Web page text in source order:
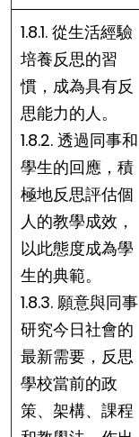
1.8.1. 從生活經驗
培養反思的習
慣，成為具有反
思能力的人。
1.8.2. 透過同事和
學生的回應，積
極地反思評估個
人的教學成效，
以此態度成為學
生的典範。
1.8.3. 願意與同事
研究今日社會的
最新需要，反思
學校當前的政
策、架構、課程